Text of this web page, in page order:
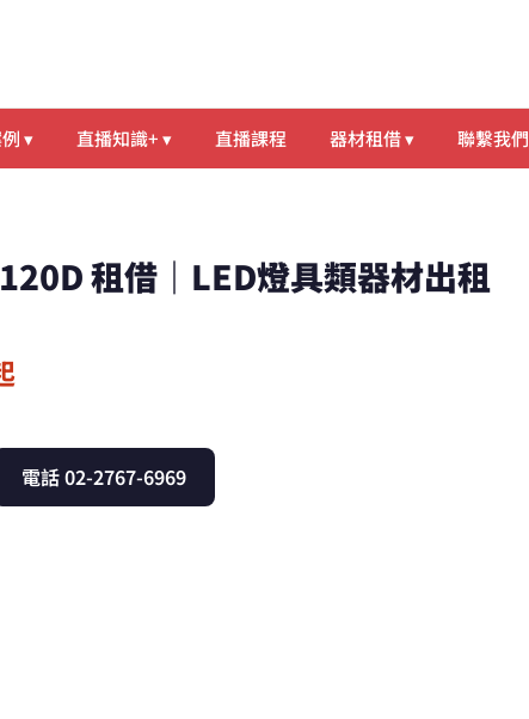
▾ 直播知識+ ▾ 直播課程 器材租借 ▾ 聯繫我們
租借｜LED燈具類器材出租
電話 02-2767-6969